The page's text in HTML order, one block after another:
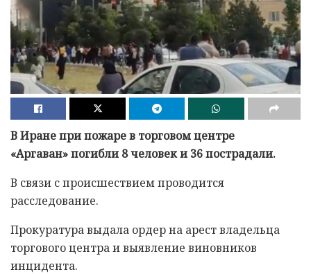
В Иране при пожаре в торговом центре
«Аргаван» погибли 8 человек и 36 пострадали.
В связи с происшествием проводится
расследование.
Прокуратура выдала ордер на арест владельца
торгового центра и выявление виновников
инцидента.